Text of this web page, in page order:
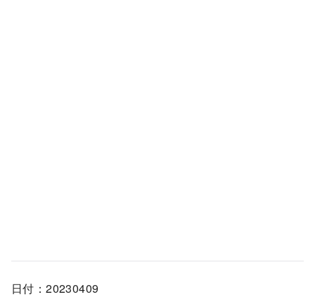
日付：20230409